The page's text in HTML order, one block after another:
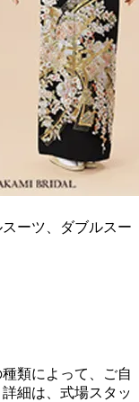
ーツ、ダブルスー
類によって、ご自
細は、式場スタッ